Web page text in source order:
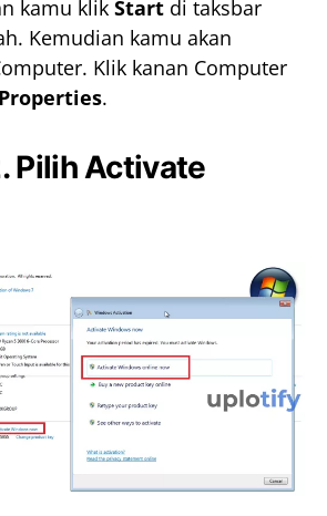
kamu klik Start di taksbar
Kemudian kamu akan
Klik kanan Computer
Properties.
Pilih Activate